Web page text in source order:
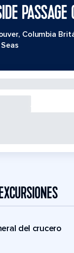
PASSAGE
Columbia
del crucero